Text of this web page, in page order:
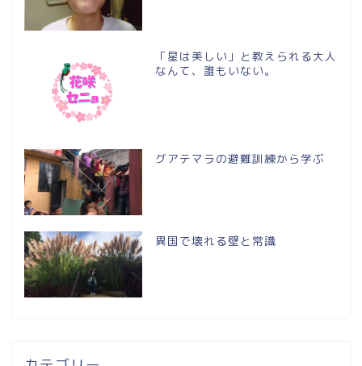
「星は美しい」と教えられる大人
なんて、誰もいない。
グアテマラの避難訓練から学ぶ
異国で壊れる壁と常識